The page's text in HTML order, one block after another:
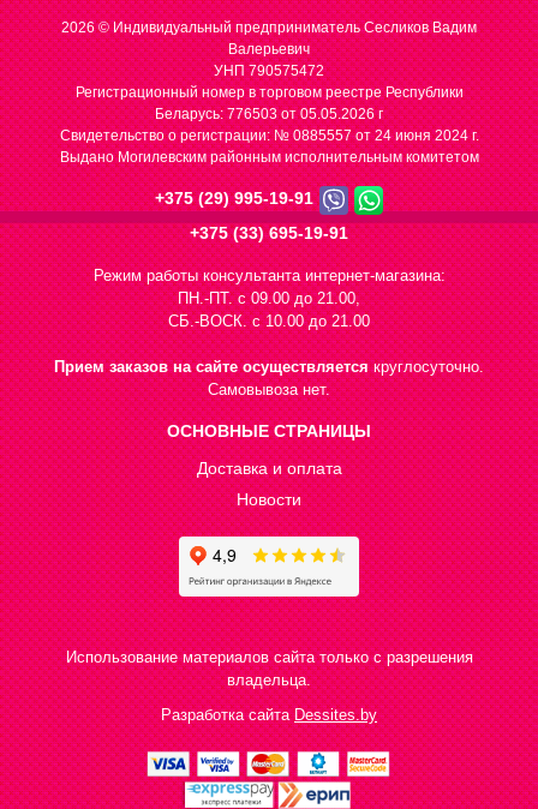
2026 © Индивидуальный предприниматель Сесликов Вадим
Валерьевич
УНП 790575472
Регистрационный номер в торговом реестре Республики
Беларусь: 776503 от 05.05.2026 г
Cвидетельство о регистрации: № 0885557 от 24 июня 2024 г.
Выдано Могилевским районным исполнительным комитетом
+375 (29) 995-19-91
+375 (33) 695-19-91
Режим работы консультанта интернет-магазина:
ПН.-ПТ. с 09.00 до 21.00,
СБ.-ВОСК. с 10.00 до 21.00
Прием заказов на сайте осуществляетсякруглосуточно.
Самовывоза нет.
ОСНОВНЫЕ СТРАНИЦЫ
Доставка и оплата
Новости
Использование материалов сайта только с разрешения
владельца.
Разработка сайтаDessites.by